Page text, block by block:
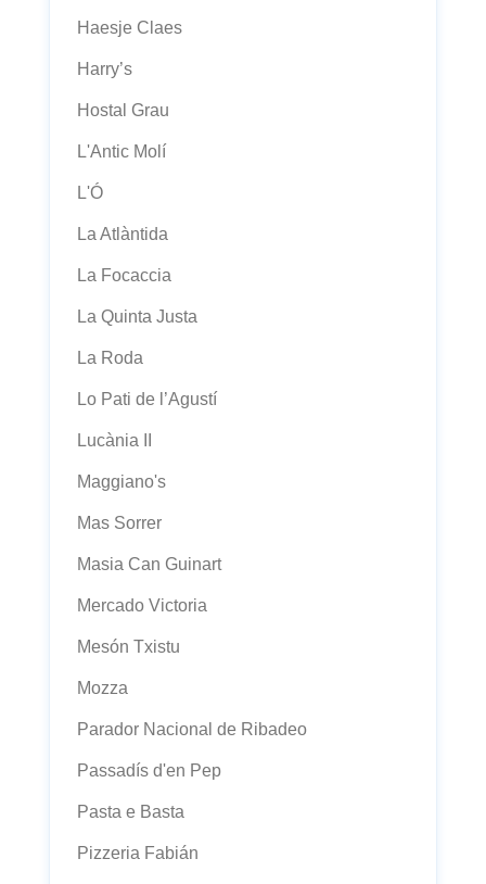
Haesje Claes
Harry’s
Hostal Grau
L'Antic Molí
L'Ó
La Atlàntida
La Focaccia
La Quinta Justa
La Roda
Lo Pati de l’Agustí
Lucània II
Maggiano's
Mas Sorrer
Masia Can Guinart
Mercado Victoria
Mesón Txistu
Mozza
Parador Nacional de Ribadeo
Passadís d'en Pep
Pasta e Basta
Pizzeria Fabián